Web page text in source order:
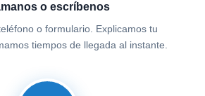
o escríbenos
o formulario. Explicamos tu
tiempos de llegada al instante.